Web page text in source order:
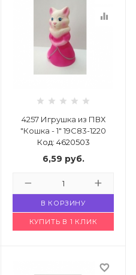
equalizer
4257 Игрушка из ПВХ
"Кошка - 1" 19С83-1220
Код: 4620503
6,59 руб.
В КОРЗИНУ
КУПИТЬ В 1 КЛИК
favorite_border